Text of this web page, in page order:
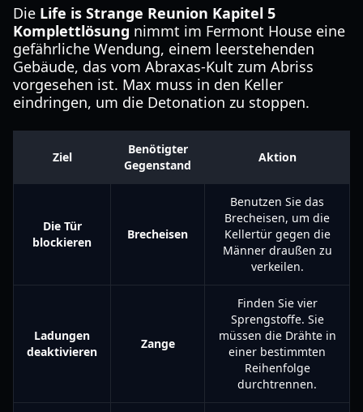
Die Life is Strange Reunion Kapitel 5
Komplettlösung nimmt im Fermont House eine
gefährliche Wendung, einem leerstehenden
Gebäude, das vom Abraxas-Kult zum Abriss
vorgesehen ist. Max muss in den Keller
eindringen, um die Detonation zu stoppen.
Ziel
Benötigter
Gegenstand
Aktion
Die Tür
blockieren
Brecheisen
Benutzen Sie das
Brecheisen, um die
Kellertür gegen die
Männer draußen zu
verkeilen.
Ladungen
deaktivieren
Zange
Finden Sie vier
Sprengstoffe. Sie
müssen die Drähte in
einer bestimmten
Reihenfolge
durchtrennen.